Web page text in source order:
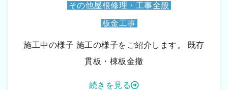
その他屋根修理・工事全般
板金工事
施工中の様子 施工の様子をご紹介します。 既存
貫板・棟板金撤
続きを見る